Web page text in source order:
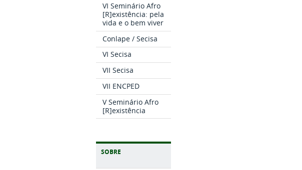
VI Seminário Afro
[R]existência: pela
vida e o bem viver
Conlape / Secisa
VI Secisa
VII Secisa
VII ENCPED
V Seminário Afro
[R]existência
SOBRE